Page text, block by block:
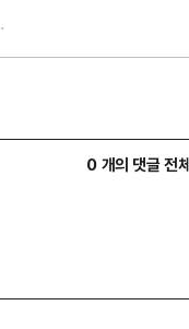
0 개의 댓글 전